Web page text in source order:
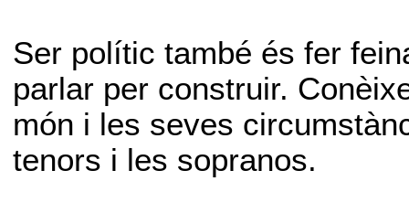
Ser polític també és fer
parlar per construir.
món i les seves
tenors i les sopranos.